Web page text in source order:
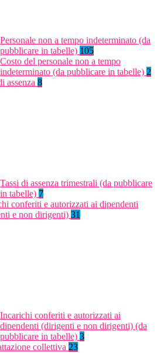
Personale non a tempo indeterminato (da
pubblicare in tabelle) 105
Costo del personale non a tempo
indeterminato (da pubblicare in tabelle) 2
assenza 8
Tassi di assenza trimestrali (da pubblicare
in tabelle) 7
conferiti e autorizzati ai dipendenti
e non dirigenti) 31
Incarichi conferiti e autorizzati ai
dipendenti (dirigenti e non dirigenti) (da
pubblicare in tabelle) 3
collettiva 23